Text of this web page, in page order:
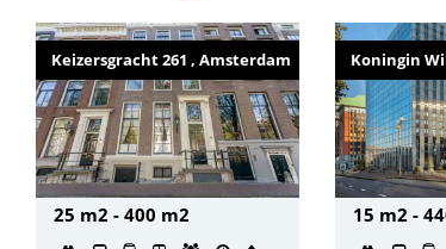
Keizersgracht 261 , Amsterdam
25 m2 - 400 m2
Koningin
15 m2 -